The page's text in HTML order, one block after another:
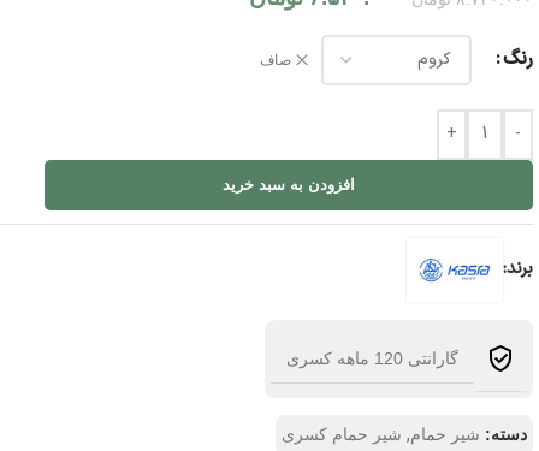
رنگ صاف
-
+
افزودن به سبد خرید
برند:
گارانتی 120 ماهه کسری
دسته: شیر حمام, شیر حمام کسری